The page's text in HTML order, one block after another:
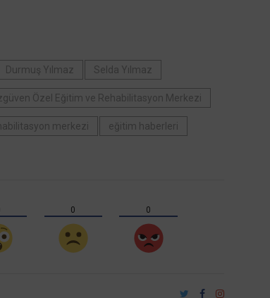
Durmuş Yılmaz Selda Yılmaz
Özel Eğitim ve Rehabilitasyon Merkezi
merkezi eğitim haberleri
0 0